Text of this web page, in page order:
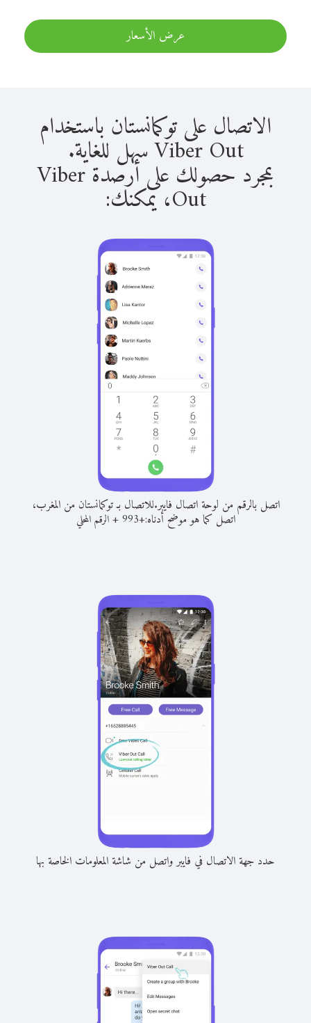
عرض الأسعار
الاتصال على توكمانستان باستخدام
Viber Out سهل للغاية.
بمجرد حصولك على أرصدة Viber
Out، يمكنك:
اتصل بالرقم من لوحة اتصال فايبر.للاتصال بـ توكمانستان من المغرب،
اتصل كما هو موضح أدناه:+
993
+الرقم المحلي
حدد جهة الاتصال في فايبر واتصل من شاشة المعلومات الخاصة بها